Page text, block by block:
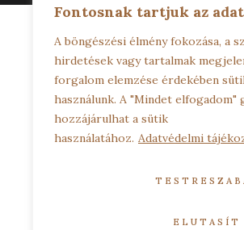
Fontosnak tartjuk az
A böngészési élmény fokozása, a
hirdetések vagy tartalmak
forgalom elemzése érdekében
használunk. A "Mindet elfogadom"
hozzájárulhat a sütik
használatához. Adatvédelmi
ELUTASÍT